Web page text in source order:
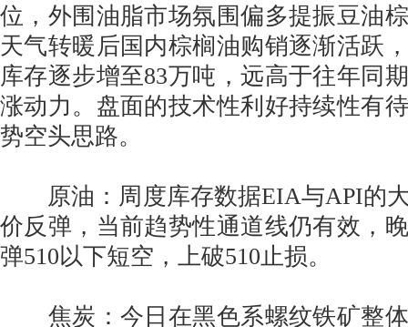
位，外围油脂市场氛围偏多提振豆油
天气转暖后国内棕榈油购销逐渐活跃
库存逐步增至83万吨，远高于往年同
涨动力。盘面的技术性利好持续性有
势空头思路。
原油：周度库存数据EIA与API的
价反弹，当前趋势性通道线仍有效，
弹510以下短空，上破510止损。
焦炭：今日在黑色系螺纹铁矿整体